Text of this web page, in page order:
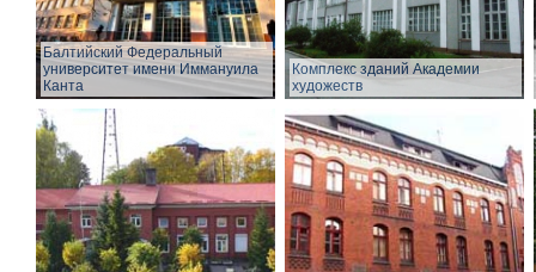
Балтийский Федеральный
университет имени Иммануила
Канта
Комплекс зданий Академии
художеств